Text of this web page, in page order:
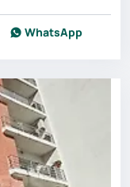
WhatsApp